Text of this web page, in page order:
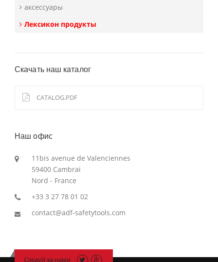
аксессуары
Лексикон продукты
Скачать наш каталог
CATALOG.PDF
Наш офис
11bis avenue de Valenciennes
59400 Cambrai
Nord - France
+33 3 27 78 01 02
contact@adf-safetytools.com
Следуй за нами